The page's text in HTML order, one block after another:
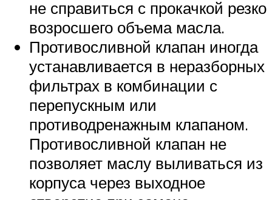
не справиться с прокачкой резко
возросшего объема масла.
Противосливной клапан иногда
устанавливается в неразборных
фильтрах в комбинации с
перепускным или
противодренажным клапаном.
Противосливной клапан не
позволяет маслу выливаться из
корпуса через выходное